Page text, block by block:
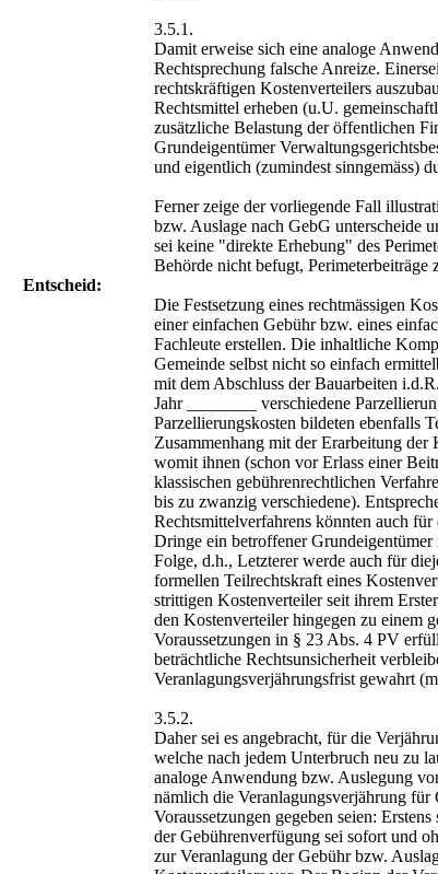
Entscheid:
3.5.1.
Damit erweise sich eine analoge
Rechtsprechung falsche Anreize.
rechtskräftigen Kostenverteilers
Rechtsmittel erheben (u.U.
zusätzliche Belastung der öffentlichen
Grundeigentümer
und eigentlich (zumindest sinngemäss)
Ferner zeige der vorliegende Fall
bzw. Auslage nach GebG unterscheide
sei keine "direkte Erhebung" des
Behörde nicht befugt,
Die Festsetzung eines rechtmässigen
einer einfachen Gebühr bzw. eines
Fachleute erstellen. Die inhaltliche
Gemeinde selbst nicht so einfach
mit dem Abschluss der Bauarbeiten
Jahr ________ verschiedene
Parzellierungskosten bildeten ebenfalls
Zusammenhang mit der Erarbeitung der
womit ihnen (schon vor Erlass einer
klassischen gebührenrechtlichen
bis zu zwanzig verschiedene).
Rechtsmittelverfahrens könnten auch
Dringe ein betroffener
Folge, d.h., Letzterer werde auch für
formellen Teilrechtskraft eines
strittigen Kostenverteiler seit ihrem
den Kostenverteiler hingegen zu einem
Voraussetzungen in § 23 Abs. 4 PV
beträchtliche Rechtsunsicherheit
Veranlagungsverjährungsfrist gewahrt
3.5.2.
Daher sei es angebracht, für die
welche nach jedem Unterbruch neu zu
analoge Anwendung bzw. Auslegung
nämlich die Veranlagungsverjährung
Voraussetzungen gegeben seien:
der Gebührenverfügung sei sofort und
zur Veranlagung der Gebühr bzw.